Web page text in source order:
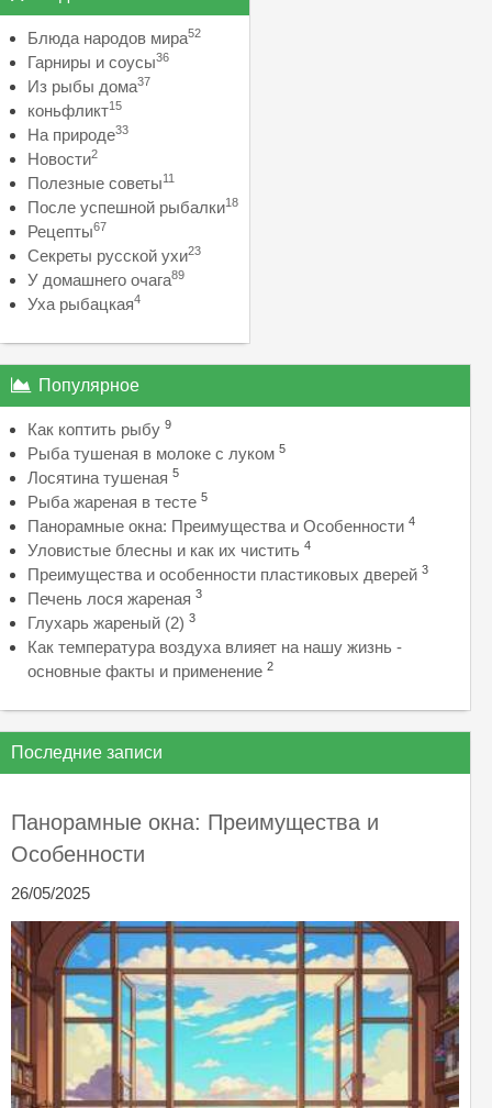
Блюда народов мира52
Гарниры и соусы36
Из рыбы дома37
коньфликт15
На природе33
Новости2
Полезные советы11
После успешной рыбалки18
Рецепты67
Секреты русской ухи23
У домашнего очага89
Уха рыбацкая4
Популярное
Как коптить рыбу 9
Рыба тушеная в молоке с луком 5
Лосятина тушеная 5
Рыба жареная в тесте 5
Панорамные окна: Преимущества и Особенности 4
Уловистые блесны и как их чистить 4
Преимущества и особенности пластиковых дверей 3
Печень лося жареная 3
Глухарь жареный (2) 3
Как температура воздуха влияет на нашу жизнь -
основные факты и применение 2
Последние записи
Панорамные окна: Преимущества и
Особенности
26/05/2025